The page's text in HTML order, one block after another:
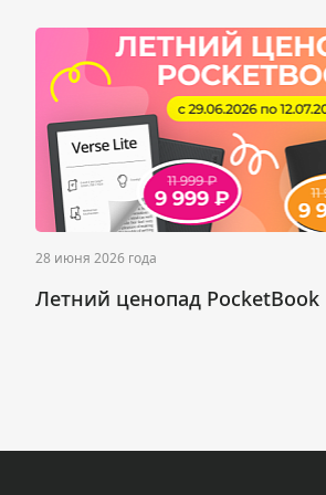
28 июня 2026 года
Летний ценопад PocketBook